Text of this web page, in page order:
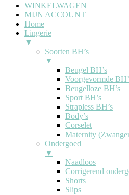
WINKELWAGEN
MIJN ACCOUNT
Home
Lingerie
▼
Soorten BH’s
▼
Beugel BH’s
Voorgevormde
Beugelloze BH’s
Sport BH’s
Strapless BH’s
Body’s
Corselet
Maternity
Ondergoed
▼
Naadloos
Corrigerend
Shorts
Slips